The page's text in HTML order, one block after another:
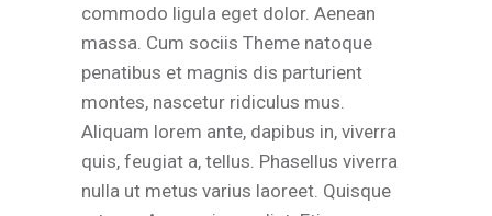
commodo ligula eget dolor. Aenean
massa. Cum sociis Theme natoque
penatibus et magnis dis parturient
montes, nascetur ridiculus mus.
Aliquam lorem ante, dapibus in, viverra
quis, feugiat a, tellus. Phasellus viverra
nulla ut metus varius laoreet. Quisque